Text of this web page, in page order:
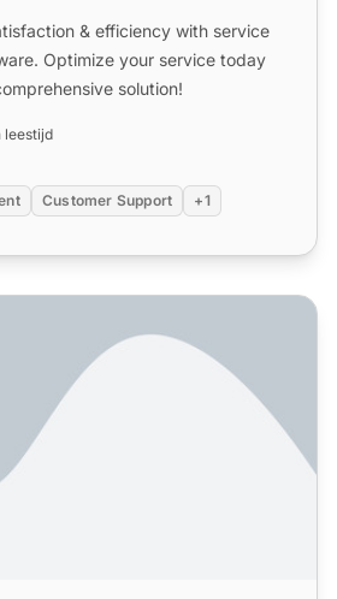
& efficiency with service
Optimize your service today
solution!
leestijd
Customer Support +1